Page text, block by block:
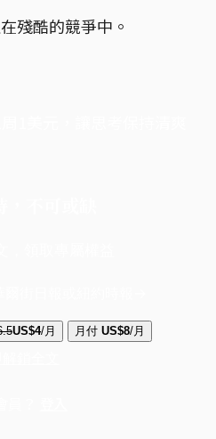
殘酷的競爭中。
US$4/月 月付 US$8/月